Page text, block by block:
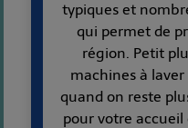
typiques et
qui permet de
région. Petit
machines à
quand on reste
pour votre